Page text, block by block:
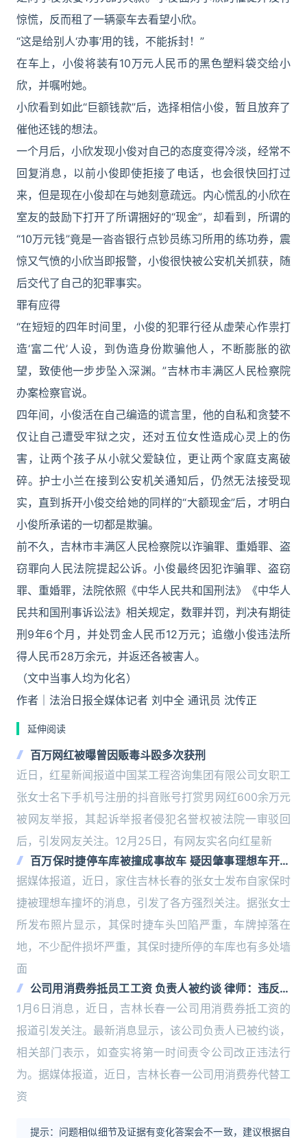
惊慌，反而租了一辆豪车去看望小欣。
“这是给别人‘办事’用的钱，不能拆封！”
在车上，小俊将装有10万元人民币的黑色塑料袋交给小
欣，并嘱咐她。
小欣看到如此“巨额钱款”后，选择相信小俊，暂且放弃了
催他还钱的想法。
一个月后，小欣发现小俊对自己的态度变得冷淡，经常不
回复消息，以前小俊即使拒接了电话，也会很快回打过
来，但是现在小俊却在与她刻意疏远。内心慌乱的小欣在
室友的鼓励下打开了所谓捆好的“现金”，却看到，所谓的
“10万元钱”竟是一沓沓银行点钞员练习所用的练功券，震
惊又气愤的小欣当即报警，小俊很快被公安机关抓获，随
后交代了自己的犯罪事实。
罪有应得
“在短短的四年时间里，小俊的犯罪行径从虚荣心作祟打
造‘富二代’人设，到伪造身份欺骗他人，不断膨胀的欲
望，致使他一步步坠入深渊。”吉林市丰满区人民检察院
办案检察官说。
四年间，小俊活在自己编造的谎言里，他的自私和贪婪不
仅让自己遭受牢狱之灾，还对五位女性造成心灵上的伤
害，让两个孩子从小就父爱缺位，更让两个家庭支离破
碎。护士小兰在接到公安机关通知后，仍然无法接受现
实，直到拆开小俊交给她的同样的“大额现金”后，才明白
小俊所承诺的一切都是欺骗。
前不久，吉林市丰满区人民检察院以诈骗罪、重婚罪、盗
窃罪向人民法院提起公诉。小俊最终因犯诈骗罪、盗窃
罪、重婚罪，法院依照《中华人民共和国刑法》《中华人
民共和国刑事诉讼法》相关规定，数罪并罚，判决有期徒
刑9年6个月，并处罚金人民币12万元；追缴小俊违法所
得人民币28万余元，并返还各被害人。
（文中当事人均为化名）
作者｜法治日报全媒体记者 刘中全 通讯员 沈传正
延伸阅读
百万网红被曝曾因贩毒斗殴多次获刑
近日，红星新闻报道中国某工程咨询集团有限公司女职工
张女士名下手机号注册的抖音账号打赏男网红600余万元
被网友举报，其起诉举报者侵犯名誉权被法院一审驳回
后，引发网友关注。12月25日，有网友实名向红星新
百万保时捷停车库被撞成事故车 疑因肇事理想车开启
智驾模式
据媒体报道，近日，家住吉林长春的张女士发布自家保时
捷被理想车撞坏的消息，引发了各方强烈关注。据张女士
所发布照片显示，其保时捷车头凹陷严重，车牌掉落在
地，不少配件损坏严重，其保时捷所停的车库也有多处墙
面
公司用消费券抵员工工资 负责人被约谈 律师：违反劳
动法规定
1月6日消息，近日，吉林长春一公司用消费券抵工资的
报道引发关注。最新消息显示，该公司负责人已被约谈，
相关部门表示，如查实将第一时间责令公司改正违法行
为。据媒体报道，近日，吉林长春一公司用消费券代替工
资
提示：问题相似细节及证据有变化答案会不一致，建议根据自